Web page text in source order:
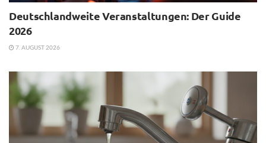
Deutschlandweite Veranstaltungen: Der Guide
2026
7. AUGUST 2026